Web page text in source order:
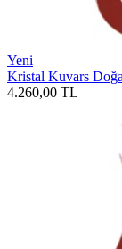
Yeni
Kristal Kuvars
4.260,00 TL